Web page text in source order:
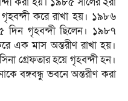
করে রাখা হয়। ১৯৮৬
দিন গৃহবন্দী ছিলেন। ১৯৮৭
এক মাস অন্তরীণ রাখা হয়।
গ্রেফতার হয়ে গৃহবন্দী হন।
বঙ্গবন্ধু ভবনে অন্তরীণ করা